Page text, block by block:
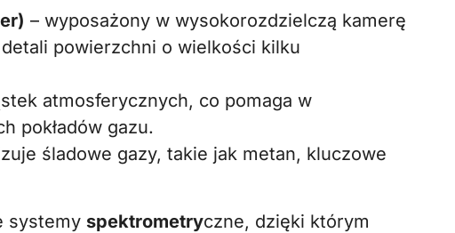
– wyposażony w wysokorozdzielczą kamerę
powierzchni o wielkości kilku
atmosferycznych, co pomaga w
pokładów gazu.
śladowe gazy, takie jak metan, kluczowe
systemy spektrometryczne, dzięki którym